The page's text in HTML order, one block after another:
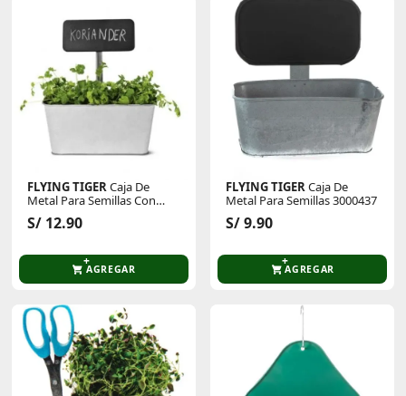
FLYING TIGER Caja De
Metal Para Semillas Con
S/ 12.90
AGREGAR
FLYING TIGER Caja De
Metal Para Semillas 3000437
S/ 9.90
AGREGAR